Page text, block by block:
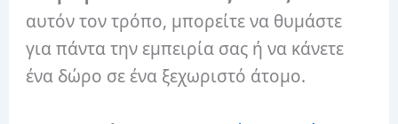
αυτόν τον τρόπο, μπορείτε να θυμάστε
για πάντα την εμπειρία σας ή να κάνετε
ένα δώρο σε ένα ξεχωριστό άτομο.